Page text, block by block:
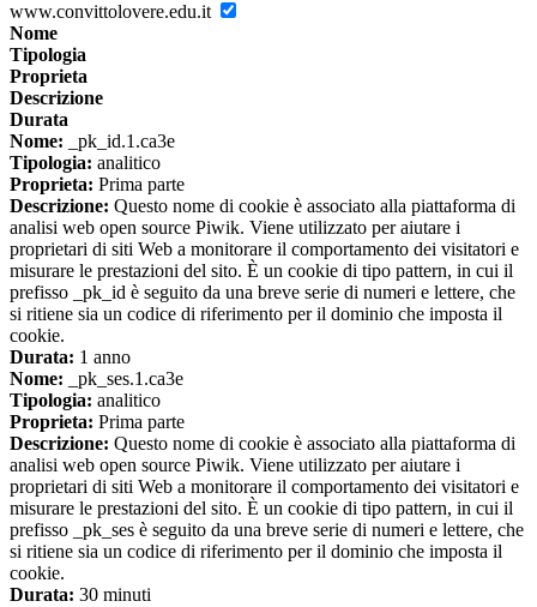
www.convittolovere.edu.it
Nome
Tipologia
Proprieta
Descrizione
Durata
Nome: _pk_id.1.ca3e
Tipologia: analitico
Proprieta: Prima parte
Descrizione: Questo nome di cookie è associato alla piattaforma di
analisi web open source Piwik. Viene utilizzato per aiutare i
proprietari di siti Web a monitorare il comportamento dei visitatori e
misurare le prestazioni del sito. È un cookie di tipo pattern, in cui il
prefisso _pk_id è seguito da una breve serie di numeri e lettere, che
si ritiene sia un codice di riferimento per il dominio che imposta il
cookie.
Durata: 1 anno
Nome: _pk_ses.1.ca3e
Tipologia: analitico
Proprieta: Prima parte
Descrizione: Questo nome di cookie è associato alla piattaforma di
analisi web open source Piwik. Viene utilizzato per aiutare i
proprietari di siti Web a monitorare il comportamento dei visitatori e
misurare le prestazioni del sito. È un cookie di tipo pattern, in cui il
prefisso _pk_ses è seguito da una breve serie di numeri e lettere, che
si ritiene sia un codice di riferimento per il dominio che imposta il
cookie.
Durata: 30 minuti